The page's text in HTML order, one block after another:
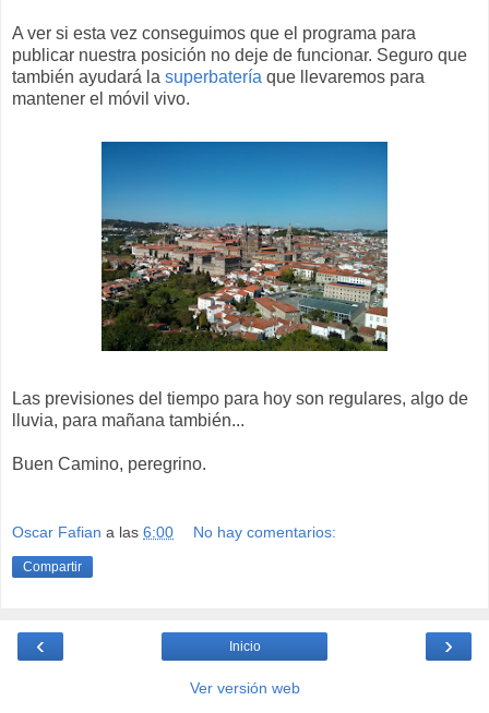
A ver si esta vez conseguimos que el programa para
publicar nuestra posición no deje de funcionar. Seguro que
también ayudará la superbatería que llevaremos para
mantener el móvil vivo.
Las previsiones del tiempo para hoy son regulares, algo de
lluvia, para mañana también...
Buen Camino, peregrino.
Oscar Fafian a las 6:00 No hay comentarios:
Compartir
‹ ›
Inicio
Ver versión web